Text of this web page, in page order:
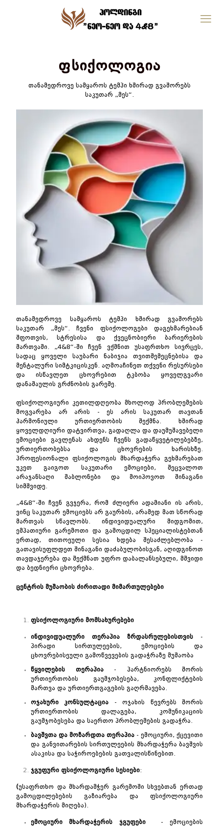
ფსიქოლოგია
თანამედროვე სამყაროს ტემპი ხშირად გვაშორებს
საკუთარ „მეს“.
თანამედროვე სამყაროს ტემპი ხშირად გვაშორებს
საკუთარ „მეს“. ჩვენი ფსიქოლოგები დაგეხმარებიან
შფოთვის, სტრესისა და ქვეცნობიერი ბარიერების
მართვაში. „4&8“-ში ჩვენ ვქმნით უსაფრთხო სივრცეს,
სადაც ყოველი საუბარი ნაბიჯია თვითშემეცნებისა და
მენტალური სიმტკიცისკენ. აღმოაჩინეთ თქვენი რესურსები
და ისწავლეთ ცხოვრებით ტკბობა ყოველგვარი
დანაშაულის გრძნობის გარეშე.
ფსიქოლოგიური კეთილდღეობა მხოლოდ პრობლემების
მოგვარება არ არის - ეს არის საკუთარ თავთან
ჰარმონიული ურთიერთობის შექმნა. ხშირად
ყოველდღიური დატვირთვა, გადაღლა და დაუმუშავებელი
ემოციები გავლენას ახდენს ჩვენს გადაწყვეტილებებზე,
ურთიერთობებსა და ცხოვრების ხარისხზე.
პროფესიონალი ფსიქოლოგის მხარდაჭერა გეხმარებათ
უკეთ გაიგოთ საკუთარი ემოციები, შეცვალოთ
არაჯანსაღი შაბლონები და მოიპოვოთ შინაგანი
სიმშვიდე.
„4&8“-ში ჩვენ გვჯერა, რომ ძლიერი ადამიანი ის არის,
ვინც საკუთარ ემოციებს არ გაურბის, არამედ მათ სწორად
მართვას სწავლობს. ინდივიდუალური მიდგომით,
ემპათიური გარემოთი და გამოცდილ სპეციალისტებთან
ერთად, თითოეული სესია ხდება შესაძლებლობა -
გათავისუფლდეთ შინაგანი დაძაბულობისგან, აღიდგინოთ
თავდაჯერება და შექმნათ უფრო დაბალანსებული, მშვიდი
და ბედნიერი ცხოვრება.
ცენტრის მუშაობის ძირითადი მიმართულებები
ფსიქოლოგიური მომსახურებები
ინდივიდუალური თერაპია ზრდასრულებისთვის -
პირადი სირთულეების, ემოციების და
ცხოვრებისეული გამოწვევების გადაჭრაზე მუშაობა
წყვილების თერაპია- პარტნიორებს შორის
ურთიერთობის გაუმჯობესება, კონფლიქტების
მართვა და ურთიერთგაგების გაღრმავება.
ოჯახური კონსულტაცია - ოჯახის წევრებს შორის
ურთიერთობის დალაგება, კომუნიკაციის
გაუმჯობესება და საერთო პრობლემების გადაჭრა.
ბავშვთა და მოზარდთა თერაპია - ემოციური, ქცევითი
და განვითარების სირთულეების მხარდაჭერა ბავშვის
ასაკისა და საჭიროებების გათვალისწინებით.
ჯგუფური ფსიქოლოგიური სესიები:
(უსაფრთხო და მხარდამჭერ გარემოში სხვებთან ერთად
გამოცდილებების გაზიარება და ფსიქოლოგიური
მხარდაჭერის მიღება).
ემოციური მხარდაჭერის ჯგუფები- ემოციების